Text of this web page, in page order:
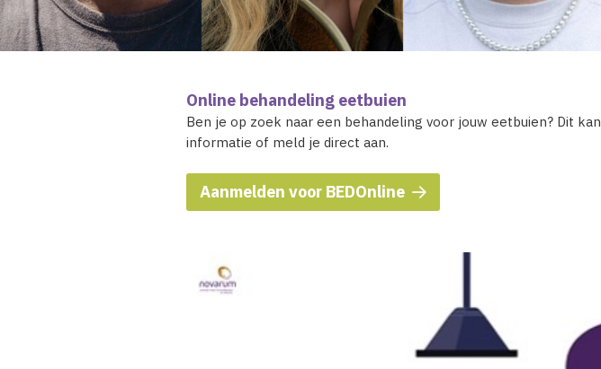
Online behandeling eetbuien
Ben je op zoek naar een behandeling voor jouw eetbuien? Dit kan
informatie of meld je direct aan.
Aanmelden voor BEDOnline
Videospeler